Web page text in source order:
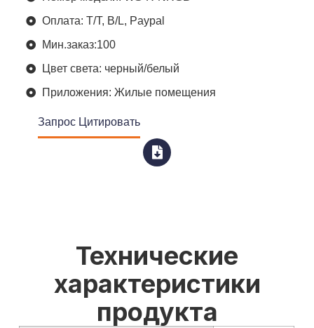
Оплата: T/T, B/L, Paypal
Мин.заказ:100
Цвет света: черный/белый
Приложения: Жилые помещения
Запрос Цитировать
Технические
характеристики
продукта